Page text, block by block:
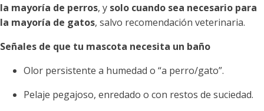
la mayoría de perros, y solo cuando sea necesario para
la mayoría de gatos, salvo recomendación veterinaria.
Señales de que tu mascota necesita un baño
Olor persistente a humedad o “a perro/gato”.
Pelaje pegajoso, enredado o con restos de suciedad.